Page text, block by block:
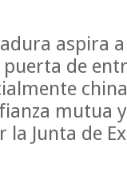
aspira
de
mutua
Junta de